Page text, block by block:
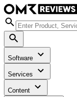
Software
Services
Content